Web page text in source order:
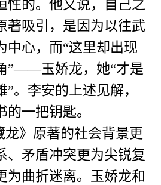
性的。他又说，自己之
著吸引，是因为以往武
中心，而“这里却出现
”——玉娇龙，她“才是
。李安的上述见解，
一把钥匙。
》原著的社会背景更
、矛盾冲突更为尖锐复
为曲折迷离。玉娇龙和